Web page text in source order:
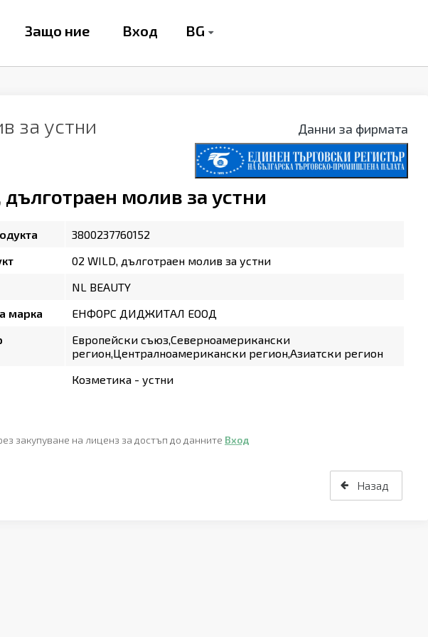
Защо ние Вход BG
за устни Данни за фирмата
дълготраен молив за устни
3800237760152
02 WILD, дълготраен молив за устни
NL BEAUTY
марка
ЕНФОРС ДИДЖИТАЛ ЕООД
Европейски съюз,Северноамерикански
регион,Централноамерикански регион,Азиатски регион
Козметика - устни
закупуване на лиценз за достъп до данните Вход
Назад